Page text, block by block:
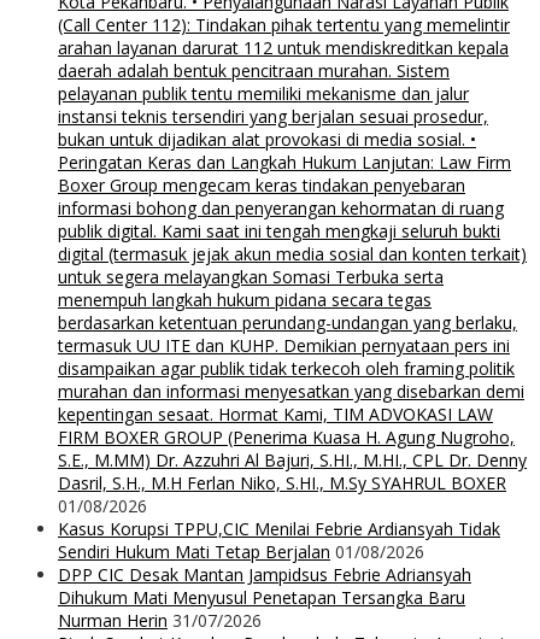
(Call Center 112): Tindakan pihak tertentu yang memelintir
arahan layanan darurat 112 untuk mendiskreditkan kepala
daerah adalah bentuk pencitraan murahan. Sistem
pelayanan publik tentu memiliki mekanisme dan jalur
instansi teknis tersendiri yang berjalan sesuai prosedur,
bukan untuk dijadikan alat provokasi di media sosial. •
Peringatan Keras dan Langkah Hukum Lanjutan: Law Firm
Boxer Group mengecam keras tindakan penyebaran
informasi bohong dan penyerangan kehormatan di ruang
publik digital. Kami saat ini tengah mengkaji seluruh bukti
digital (termasuk jejak akun media sosial dan konten terkait)
untuk segera melayangkan Somasi Terbuka serta
menempuh langkah hukum pidana secara tegas
berdasarkan ketentuan perundang-undangan yang berlaku,
termasuk UU ITE dan KUHP. Demikian pernyataan pers ini
disampaikan agar publik tidak terkecoh oleh framing politik
murahan dan informasi menyesatkan yang disebarkan demi
kepentingan sesaat. Hormat Kami, TIM ADVOKASI LAW
FIRM BOXER GROUP (Penerima Kuasa H. Agung Nugroho,
S.E., M.MM) Dr. Azzuhri Al Bajuri, S.HI., M.HI., CPL Dr. Denny
Dasril, S.H., M.H Ferlan Niko, S.HI., M.Sy SYAHRUL BOXER
01/08/2026
Kasus Korupsi TPPU,CIC Menilai Febrie Ardiansyah Tidak
Sendiri Hukum Mati Tetap Berjalan 01/08/2026
DPP CIC Desak Mantan Jampidsus Febrie Adriansyah
Dihukum Mati Menyusul Penetapan Tersangka Baru
Nurman Herin 31/07/2026